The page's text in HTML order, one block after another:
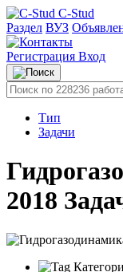
C-Stud
Раздел ВУЗ
Регистрация Вход
Тип
Задачи
2018